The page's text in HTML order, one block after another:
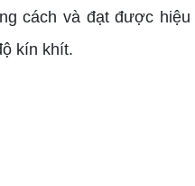
cách và đạt được hiệu
kín khít.